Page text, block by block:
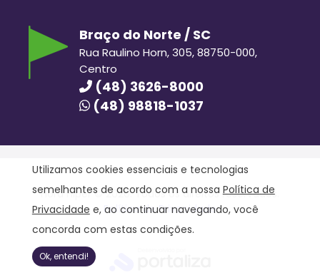
Braço do Norte / SC
Rua Raulino Horn, 305, 88750-000,
Centro
(48) 3626-8000
(48) 98818-1037
Hora Hiper © 2020. Todos os direitos reservados.
Política de Privacidade
Utilizamos cookies essenciais e tecnologias
semelhantes de acordo com a nossa Política de
Privacidade e, ao continuar navegando, você
concorda com estas condições.
Ok, entendi!